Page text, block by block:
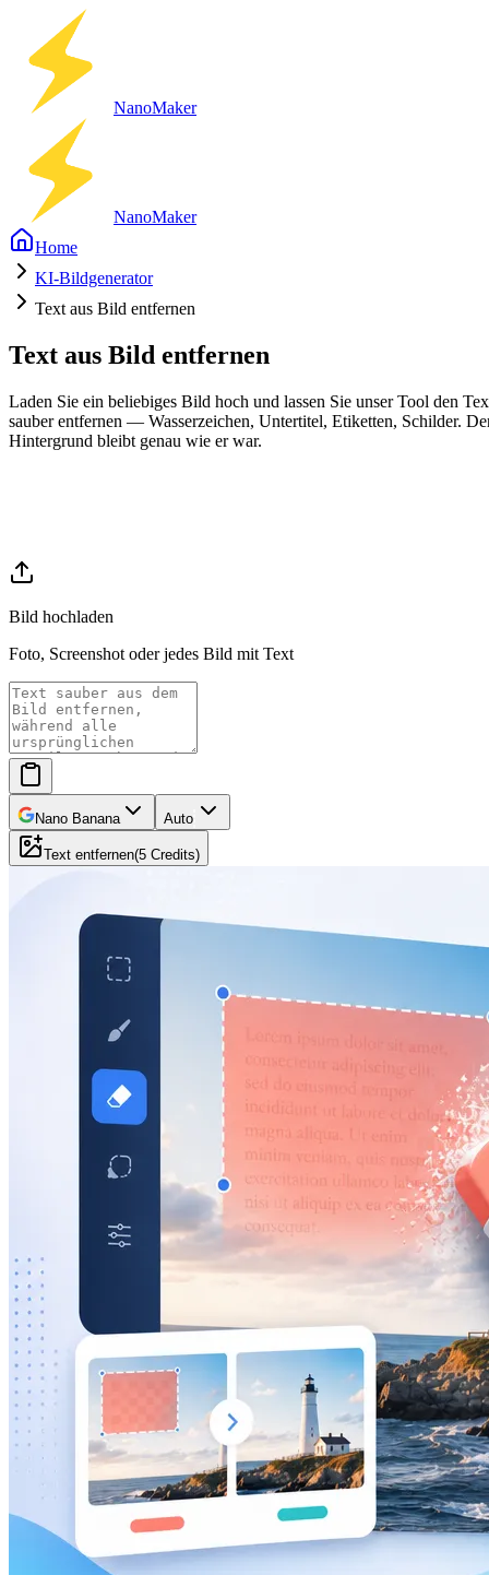
NanoMaker
NanoMaker
Home
KI-Bildgenerator
Text aus Bild entfernen
Text aus Bild entfernen
Laden Sie ein beliebiges Bild hoch und lassen Sie unser Tool den
sauber entfernen — Wasserzeichen, Untertitel, Etiketten, Schilder.
Hintergrund bleibt genau wie er war.
Bild hochladen
Foto, Screenshot oder jedes Bild mit Text
Nano Banana Auto
Text entfernen(5 Credits)